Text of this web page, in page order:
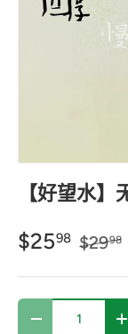
【好望水
$2598 $2998
数量
- +